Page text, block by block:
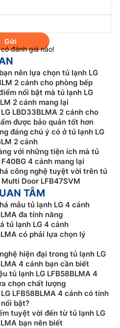
Converter⁺™ tiết
phẩm cần một nhiệt độ bảo
ngăn đông mềm Fresh
inverterLFB58BLMA cung
độ cho từng loại thực
cá, rau củ lần lượt là -3, 0,
hoàn hảo, mọi nguyên liệu
Thay đổi cài đặt nhiệt độ
chọn chế độ trên bảng
Gửi
đánh giá nào!
nên lựa chọn tủ lạnh LG
2 cánh cho phòng bếp
nổi bật mà tủ lạnh LG
2 cánh mang lại
LBD33BLMA 2 cánh cho
được bảo quản tốt hơn
đáng chú ý có ở tủ lạnh LG
2 cánh
với những tiện ích mà tủ
F40BG 4 cánh mang lại
công nghệ tuyệt vời trên tủ
Multi Door LFB47SVM
TÂM
mẫu tủ lạnh LG 4 cánh
đa tính năng
tủ lạnh LG 4 cánh
có phải lựa chọn lý
hiện đại trong tủ lạnh LG
4 cánh bạn cần biết
tủ lạnh LG LFB58BLMA 4
chọn chất lượng
LFB58BLMA 4 cánh có tính
bật?
tuyệt vời đến từ tủ lạnh LG
bạn nên biết